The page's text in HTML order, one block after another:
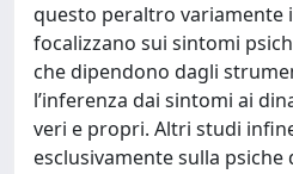
questo peraltro variamente
focalizzano sui sintomi
che dipendono dagli
l’inferenza dai sintomi ai
veri e propri. Altri studi
esclusivamente sulla psiche